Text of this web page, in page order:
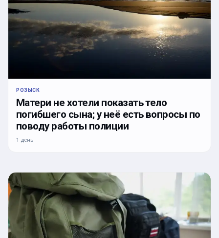
РОЗЫСК
Матери не хотели показать тело
погибшего сына; у неё есть вопросы по
поводу работы полиции
1 день